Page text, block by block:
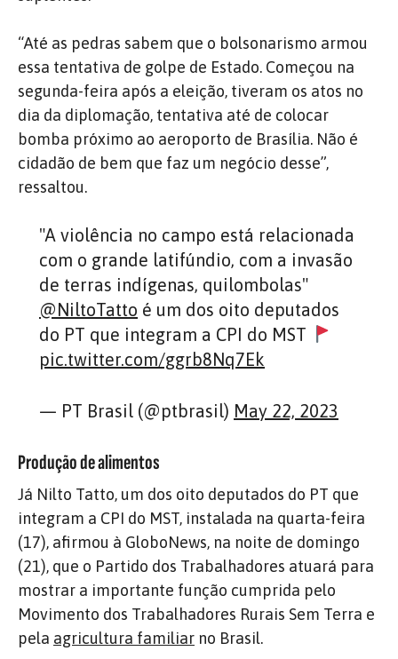
“Até as pedras sabem que o bolsonarismo armou
essa tentativa de golpe de Estado. Começou na
segunda-feira após a eleição, tiveram os atos no
dia da diplomação, tentativa até de colocar
bomba próximo ao aeroporto de Brasília. Não é
cidadão de bem que faz um negócio desse”,
ressaltou.
"A violência no campo está relacionada
com o grande latifúndio, com a invasão
de terras indígenas, quilombolas"
@NiltoTatto é um dos oito deputados
do PT que integram a CPI do MST
pic.twitter.com/ggrb8Nq7Ek
— PT Brasil (@ptbrasil) May 22, 2023
Produção de alimentos
Já Nilto Tatto, um dos oito deputados do PT que
integram a CPI do MST, instalada na quarta-feira
(17), afirmou à GloboNews, na noite de domingo
(21), que o Partido dos Trabalhadores atuará para
mostrar a importante função cumprida pelo
Movimento dos Trabalhadores Rurais Sem Terra e
pela agricultura familiar no Brasil.